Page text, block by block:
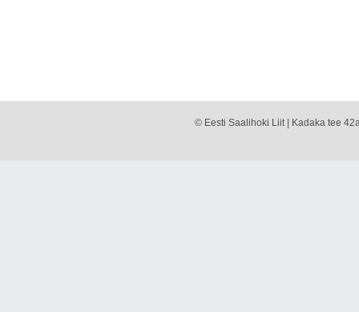
© Eesti Saalihoki Liit | Kadaka tee